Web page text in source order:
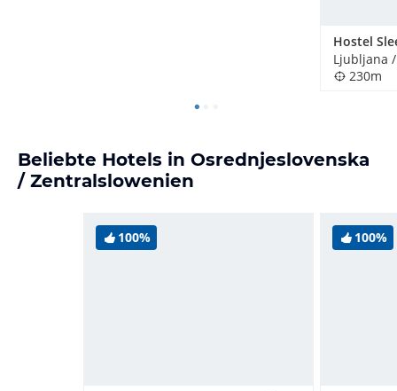
Ljubljana
230m
Beliebte Hotels in Osrednjeslovenska
/ Zentralslowenien
100% 100%